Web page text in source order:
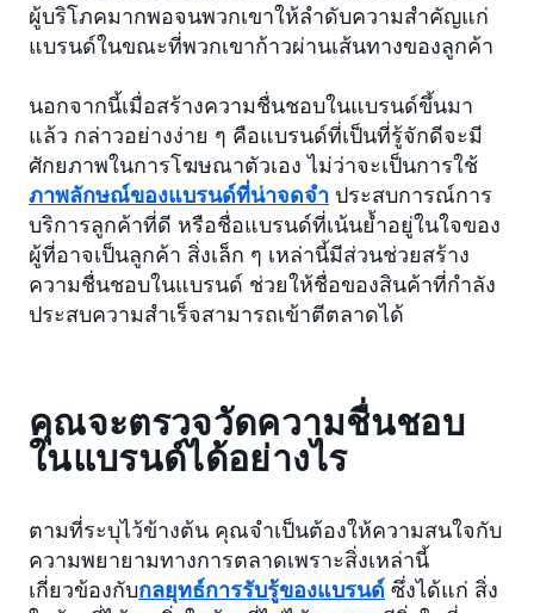
ผู้บริโภคมากพอจนพวกเขาให้ลำดับความสำคัญแก่
แบรนด์ในขณะที่พวกเขาก้าวผ่านเส้นทางของลูกค้า
นอกจากนี้เมื่อสร้างความชื่นชอบในแบรนด์ขึ้นมา
แล้ว กล่าวอย่างง่าย ๆ คือแบรนด์ที่เป็นที่รู้จักดีจะมี
ศักยภาพในการโฆษณาตัวเอง ไม่ว่าจะเป็นการใช้
ภาพลักษณ์ของแบรนด์ที่น่าจดจำ ประสบการณ์การ
บริการลูกค้าที่ดี หรือชื่อแบรนด์ที่เน้นย้ำอยู่ในใจของ
ผู้ที่อาจเป็นลูกค้า สิ่งเล็ก ๆ เหล่านี้มีส่วนช่วยสร้าง
ความชื่นชอบในแบรนด์ ช่วยให้ชื่อของสินค้าที่กำลัง
ประสบความสำเร็จสามารถเข้าตีตลาดได้
คุณจะตรวจวัดความชื่นชอบ
ในแบรนด์ได้อย่างไร
ตามที่ระบุไว้ข้างต้น คุณจำเป็นต้องให้ความสนใจกับ
ความพยายามทางการตลาดเพราะสิ่งเหล่านี้
เกี่ยวข้องกับกลยุทธ์การรับรู้ของแบรนด์ ซึ่งได้แก่ สิ่ง